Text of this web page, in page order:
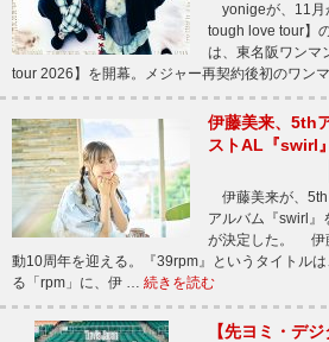
yonigeが、11月
tough love tour】
は、東名阪ワンマ
tour 2026】を開幕。メジャー再契約後初のワン
伊藤美来、5th
ストAL『swirl
伊藤美来が、5th
アルバム『swirl』
が決定した。 伊
動10周年を迎える。『39rpm』というタイトル
る「rpm」に、伊 … 続きを読む
【先ヨミ・デ